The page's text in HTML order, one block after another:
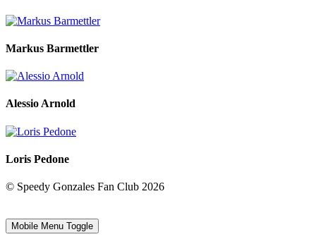
Markus Barmettler
Alessio Arnold
Loris Pedone
© Speedy Gonzales Fan Club 2026
Mobile Menu Toggle